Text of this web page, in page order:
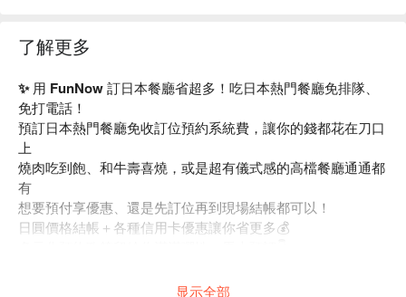
了解更多
✨ 用 FunNow 訂日本餐廳省超多！吃日本熱門餐廳免排隊、
免打電話！
預訂日本熱門餐廳免收訂位預約系統費，讓你的錢都花在刀口
上
燒肉吃到飽、和牛壽喜燒，或是超有儀式感的高檔餐廳通通都
有
想要預付享優惠、還是先訂位再到現場結帳都可以！
日圓價格結帳＋各種信用卡優惠讓你省更多💰
显示全部